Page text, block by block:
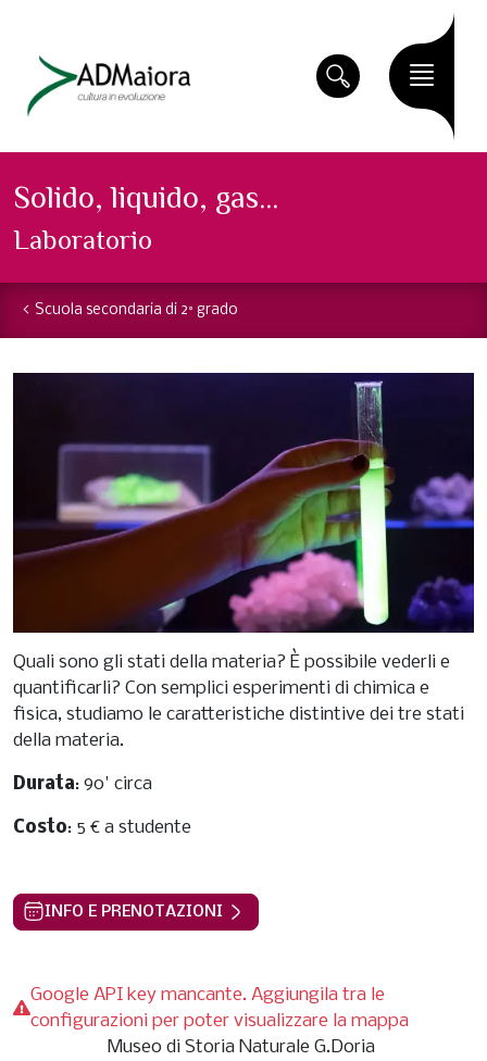
Solido, liquido, gas...
Laboratorio
Scuola secondaria di 2° grado
Quali sono gli stati della materia? È possibile vederli e
quantificarli? Con semplici esperimenti di chimica e
fisica, studiamo le caratteristiche distintive dei tre stati
della materia.
Durata: 90' circa
Costo: 5 € a studente
INFO E PRENOTAZIONI
Google API key mancante. Aggiungila tra le
configurazioni per poter visualizzare la mappa
Museo di Storia Naturale G.Doria